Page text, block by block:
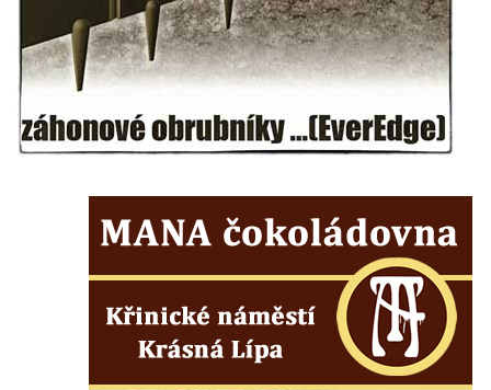
Hrob rodiny Bílých na hřbitově v
Postoloprtech
Hrob rodiny Vokráčkových (Vratislav
Vokráčka) na hřbitově v Postoloprtech
Hrob rodiny Vokráčkových (Josef Vokráčka)
Postoloprtech
Hrob rodiny Damaškových na hřbitově v
Postoloprtech
Hrob rodiny Vokráčkovy a Bernatovy na